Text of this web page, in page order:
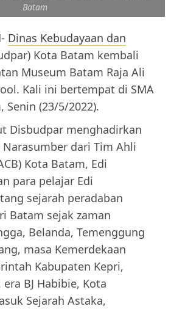
Batam
Dinas Kebudayaan dan
Kota Batam kembali
Museum Batam Raja Ali
Kali ini bertempat di SMA
Senin (23/5/2022).
Disbudpar menghadirkan
dari Tim Ahli
Kota Batam, Edi
para pelajar Edi
sejarah peradaban
Batam sejak zaman
Belanda, Temenggung
masa Kemerdekaan
Kabupaten Kepri,
BJ Habibie, Kota
Sejarah Astaka,